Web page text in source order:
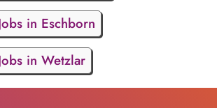
in Eschborn
in Wetzlar